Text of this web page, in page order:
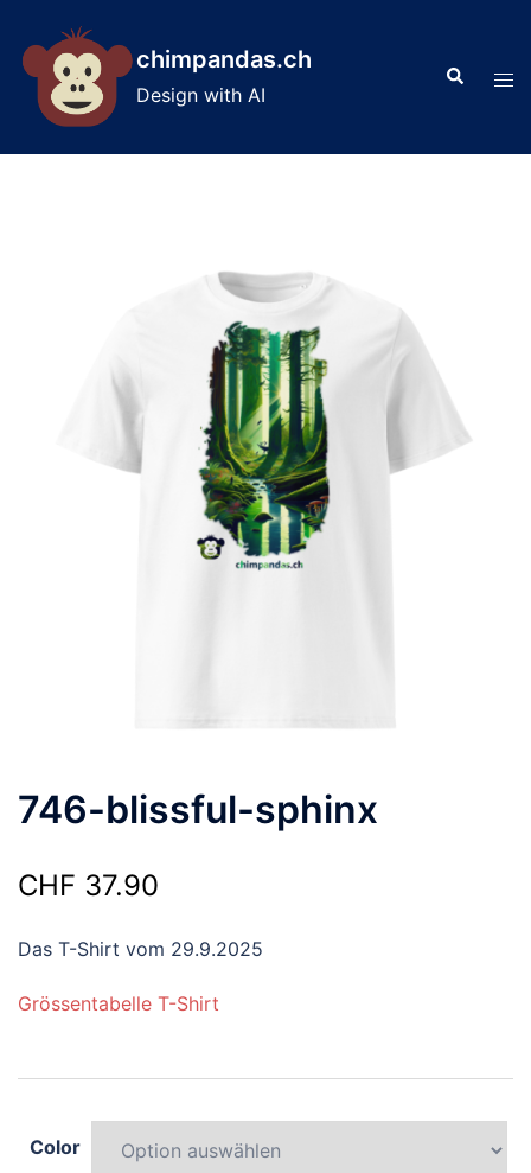
content
chimpandas.ch
Design with AI
Search
746-blissful-sphinx
CHF 37.90
Das T-Shirt vom 29.9.2025
Grössentabelle T-Shirt
Color